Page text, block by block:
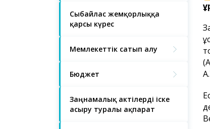
Сыбайлас жемқорлыққа
қарсы күрес
Мемлекеттік сатып алу
Бюджет
Заңнамалық актілерді іске
асыру туралы ақпарат